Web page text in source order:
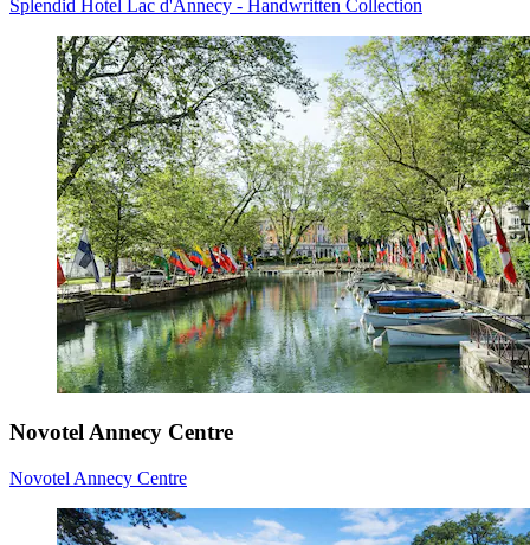
Splendid Hotel Lac d'Annecy - Handwritten Collection
Novotel Annecy Centre
Novotel Annecy Centre